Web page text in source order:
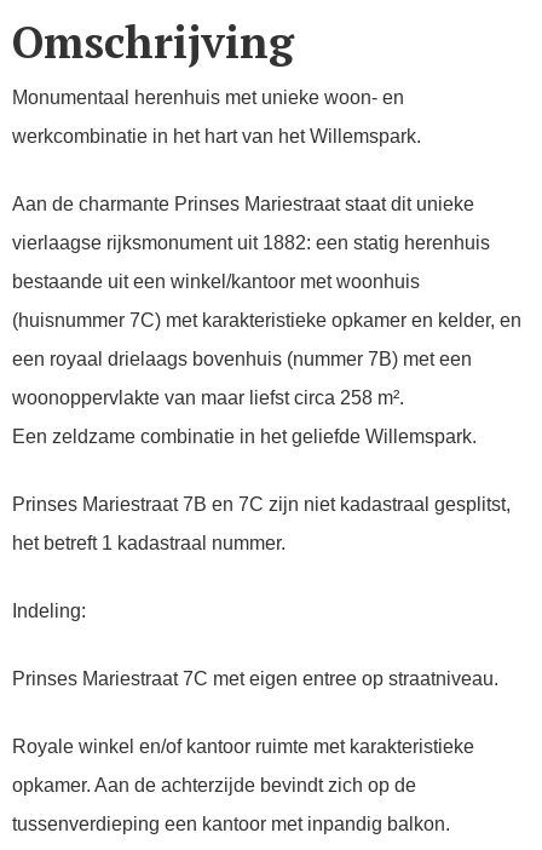
Omschrijving
Monumentaal herenhuis met unieke woon- en
werkcombinatie in het hart van het Willemspark.
Aan de charmante Prinses Mariestraat staat dit unieke
vierlaagse rijksmonument uit 1882: een statig herenhuis
bestaande uit een winkel/kantoor met woonhuis
(huisnummer 7C) met karakteristieke opkamer en kelder, en
een royaal drielaags bovenhuis (nummer 7B) met een
woonoppervlakte van maar liefst circa 258 m².
Een zeldzame combinatie in het geliefde Willemspark.
Prinses Mariestraat 7B en 7C zijn niet kadastraal gesplitst,
het betreft 1 kadastraal nummer.
Indeling:
Prinses Mariestraat 7C met eigen entree op straatniveau.
Royale winkel en/of kantoor ruimte met karakteristieke
opkamer. Aan de achterzijde bevindt zich op de
tussenverdieping een kantoor met inpandig balkon.